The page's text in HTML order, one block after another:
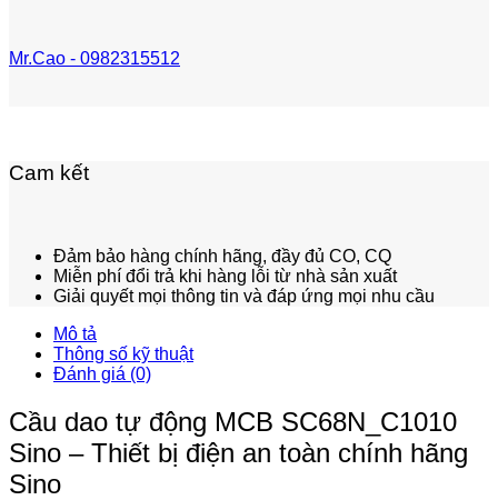
Mr.Cao - 0982315512
Cam kết
Đảm bảo hàng chính hãng, đầy đủ CO, CQ
Miễn phí đổi trả khi hàng lỗi từ nhà sản xuất
Giải quyết mọi thông tin và đáp ứng mọi nhu cầu
Mô tả
Thông số kỹ thuật
Đánh giá (0)
Cầu dao tự động MCB SC68N_C1010
Sino – Thiết bị điện an toàn chính hãng
Sino